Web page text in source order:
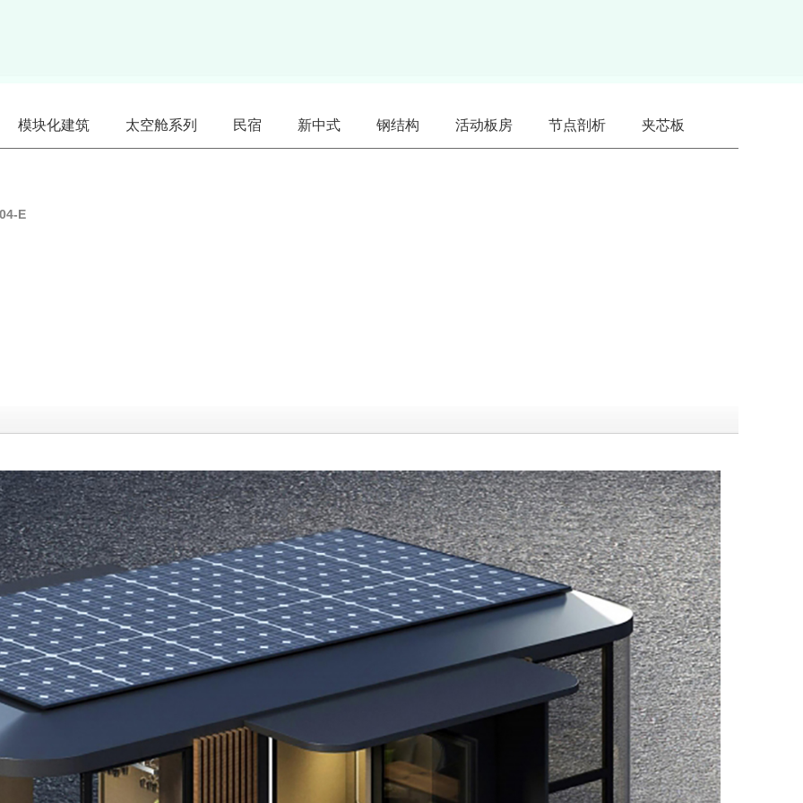
模块化建筑 太空舱系列 民宿 新中式 钢结构 活动板房 节点剖析 夹芯板
E